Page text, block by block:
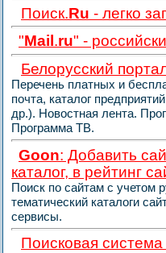
Поиск.Ru - легко
"Mail .ru" -
Белорусский
Перечень платных и
почта, каталог
др.). Новостная лента.
Программа ТВ.
Goon: Добавить
каталог, в рейтинг
Поиск по сайтам с учетом
тематический каталоги
сервисы.
Поисковая система